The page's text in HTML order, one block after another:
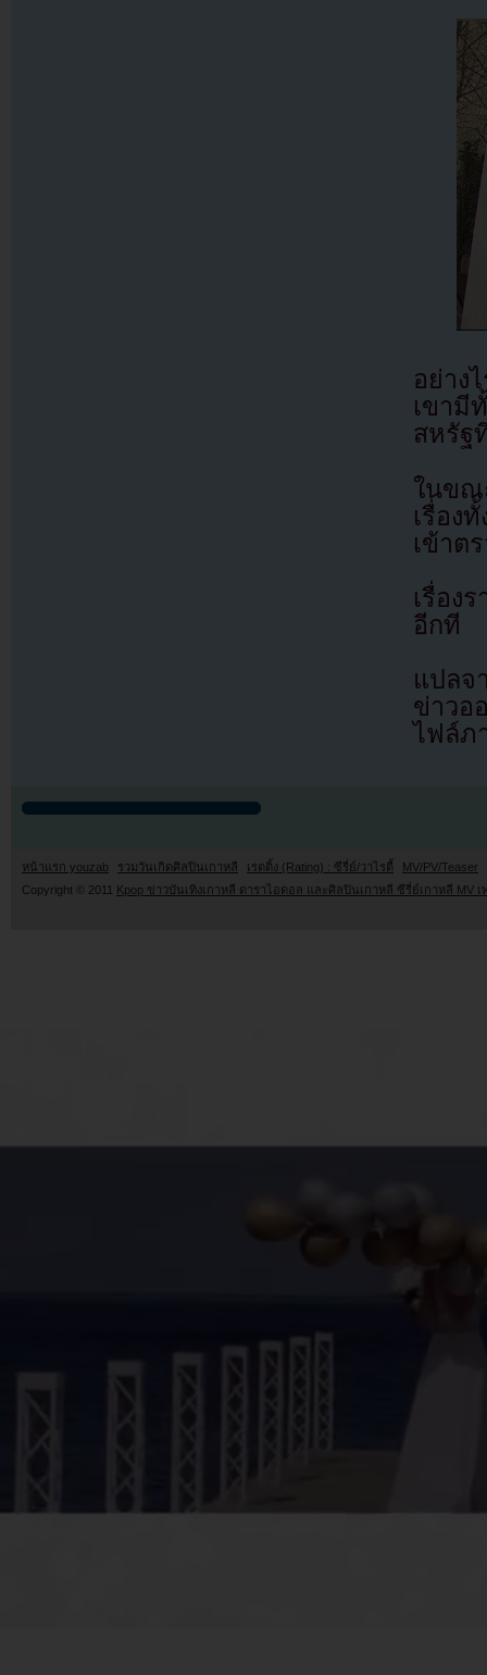
อย่าง
เขา
สหรัฐ
ในขณ
เรื่อง
เข้าต
เรื่อง
อีกที
แปลจ
ข่าว
ไฟล์ภ
หน้าแรก youzab รวมวันเกิดศิลปินเกาหลี เรตติ้ง (Rating) : ซีรี่ย์/วาไรตี้
MV/PV/Teaser
Copyright © 2011 Kpop ข่าวบันเทิงเกาหลี ดาราไอดอล และศิลปินเกาหลี ซีรี่ย์เกาหลี MV